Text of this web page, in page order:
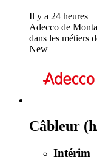
Il y a 24 heures
Adecco de
dans les métiers
New
Câbleur
Intérim